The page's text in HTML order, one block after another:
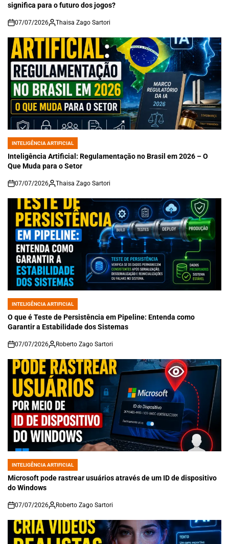
significa para o futuro dos jogos?
on
07/07/2026 Thaisa Zago Sartori
POSTED
IN
INTELIGÊNCIA ARTIFICIAL
Inteligência Artificial: Regulamentação no Brasil em 2026 – O
Que Muda para o Setor
on
07/07/2026 Thaisa Zago Sartori
POSTED
IN
INTELIGÊNCIA ARTIFICIAL
O que é Teste de Persistência em Pipeline: Entenda como
Garantir a Estabilidade dos Sistemas
on
07/07/2026 Roberto Zago Sartori
POSTED
IN
INTELIGÊNCIA ARTIFICIAL
Microsoft pode rastrear usuários através de um ID de dispositivo
do Windows
on
07/07/2026 Roberto Zago Sartori